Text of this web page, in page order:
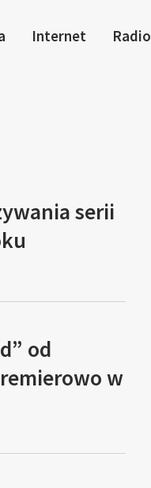
Internet Radio
serii
od
w